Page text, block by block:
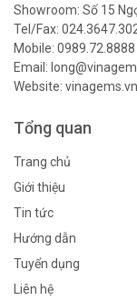
Showroom: Số 15
Tel/Fax:
Mobile:
Email:
Website: vinagems.vn
Tổng quan
Trang chủ
Giới thiệu
Tin tức
Hướng dẫn
Tuyển dụng
Liên hệ